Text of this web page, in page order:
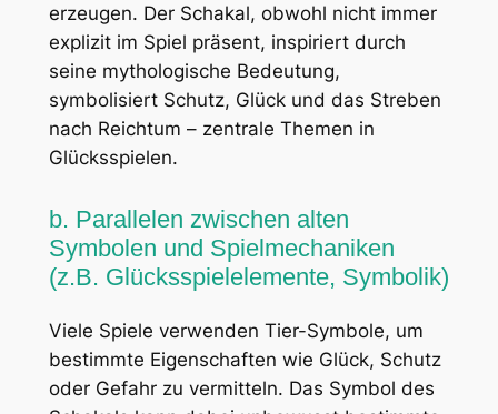
erzeugen. Der Schakal, obwohl nicht immer
explizit im Spiel präsent, inspiriert durch
seine mythologische Bedeutung,
symbolisiert Schutz, Glück und das Streben
nach Reichtum – zentrale Themen in
Glücksspielen.
b. Parallelen zwischen alten
Symbolen und Spielmechaniken
(z.B. Glücksspielelemente, Symbolik)
Viele Spiele verwenden Tier-Symbole, um
bestimmte Eigenschaften wie Glück, Schutz
oder Gefahr zu vermitteln. Das Symbol des